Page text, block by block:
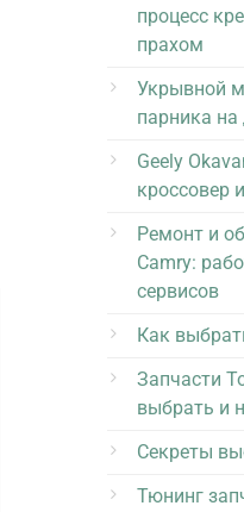
процесс
прахом
Укрывной
парника на
Geely
кроссовер
Ремонт и
Camry:
сервисов
Как
Запчасти
выбрать и
Секреты
Тюнинг